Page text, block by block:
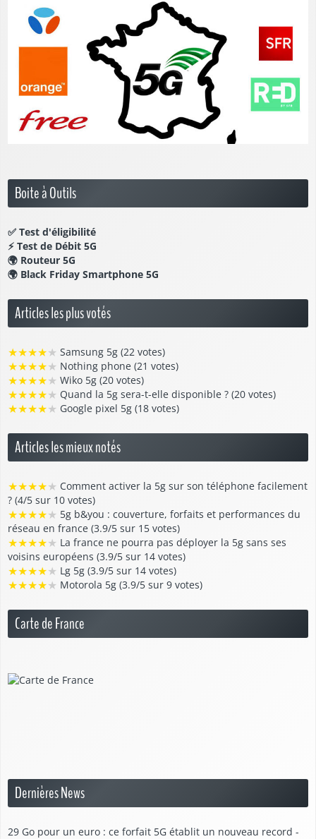
Boite à Outils
✅ Test d'éligibilité
⚡ Test de Débit 5G
🌍 Routeur 5G
🌍 Black Friday Smartphone 5G
Articles les plus votés
★★★★★ Samsung 5g (22 votes)
★★★★★ Nothing phone (21 votes)
★★★★★ Wiko 5g (20 votes)
★★★★★ Quand la 5g sera-t-elle disponible ? (20 votes)
★★★★★ Google pixel 5g (18 votes)
Articles les mieux notés
★★★★★ Comment activer la 5g sur son téléphone facilement
? (4/5 sur 10 votes)
★★★★★ 5g b&you : couverture, forfaits et performances du
réseau en france (3.9/5 sur 15 votes)
★★★★★ La france ne pourra pas déployer la 5g sans ses
voisins européens (3.9/5 sur 14 votes)
★★★★★ Lg 5g (3.9/5 sur 14 votes)
★★★★★ Motorola 5g (3.9/5 sur 9 votes)
Carte de France
Dernières News
29 Go pour un euro : ce forfait 5G établit un nouveau record -